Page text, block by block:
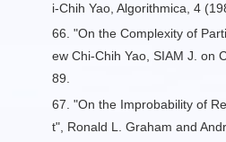
i-Chih Yao, Algorithmica, 4
66. "On the Complexity of
ew Chi-Chih Yao, SIAM J. on
89.
67. "On the Improbability of
t", Ronald L. Graham and